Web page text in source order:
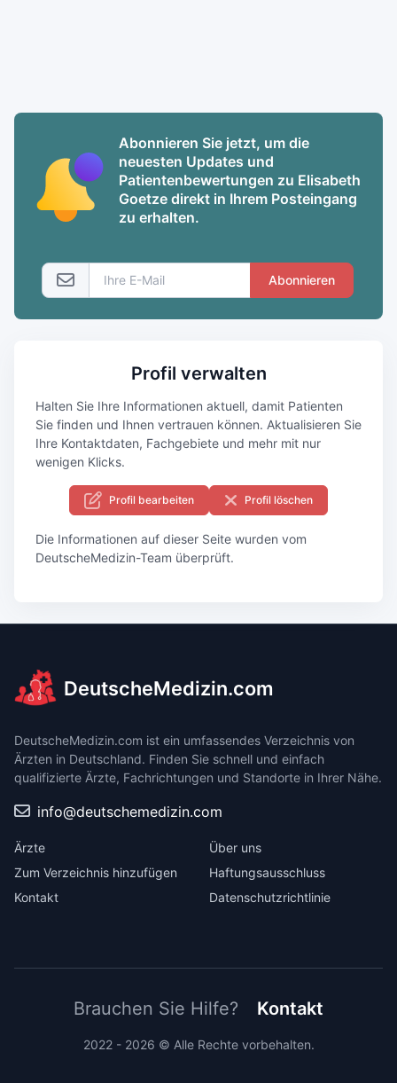
Abonnieren Sie jetzt, um die
neuesten Updates und
Patientenbewertungen zu Elisabeth
Goetze direkt in Ihrem Posteingang
zu erhalten.
Abonnieren
Profil verwalten
Halten Sie Ihre Informationen aktuell, damit Patienten
Sie finden und Ihnen vertrauen können. Aktualisieren Sie
Ihre Kontaktdaten, Fachgebiete und mehr mit nur
wenigen Klicks.
Profil bearbeiten Profil löschen
Die Informationen auf dieser Seite wurden vom
DeutscheMedizin-Team überprüft.
DeutscheMedizin.com
DeutscheMedizin.com ist ein umfassendes Verzeichnis von
Ärzten in Deutschland. Finden Sie schnell und einfach
qualifizierte Ärzte, Fachrichtungen und Standorte in Ihrer Nähe.
info@deutschemedizin.com
Ärzte
Zum Verzeichnis hinzufügen
Kontakt
Über uns
Haftungsausschluss
Datenschutzrichtlinie
Brauchen Sie Hilfe? Kontakt
2022 - 2026 © Alle Rechte vorbehalten.